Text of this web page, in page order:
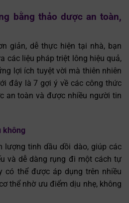
bằng thảo dược an toàn,
giản, dễ thực hiện tại nhà, bạn
các liệu pháp triệt lông hiệu quả,
lợi ích tuyệt vời mà thiên nhiên
đây là 7 gợi ý về các công thức
an toàn và được nhiều người tin
không
lượng tinh dầu dồi dào, giúp các
và dễ dàng rụng đi một cách tự
có thể được áp dụng trên nhiều
thể nhờ ưu điểm dịu nhẹ, không